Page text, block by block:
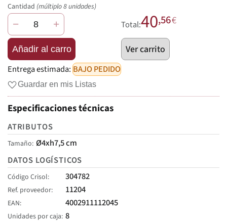
Cantidad (múltiplo 8 unidades)
− +
Añadir al carro
Total:40,56€
Ver carrito
Entrega estimada: BAJO PEDIDO
Guardar en mis Listas
Especificaciones técnicas
ATRIBUTOS
Tamaño Ø4xh7,5 cm
DATOS LOGÍSTICOS
Código Crisol 304782
Ref. proveedor 11204
EAN 4002911112045
Unidades por caja 8